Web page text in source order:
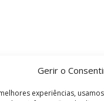
Gerir o
experiências,